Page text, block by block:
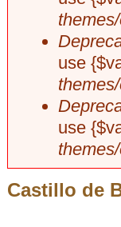
use
use
Castillo de